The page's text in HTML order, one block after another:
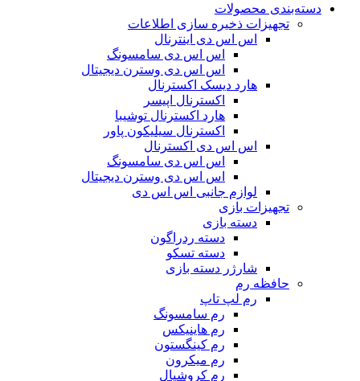
دسته‌بندی محصولات
تجهیزات ذخیره سازی اطلاعات
اس اس دی اینترنال
اس اس دی سامسونگ
اس اس دی وسترن دیجیتال
هارد دیسک اکسترنال
اکسترنال اپیسر
هارد اکسترنال توشیبا
اکسترنال سیلیکون پاور
اس اس دی اکسترنال
اس اس دی سامسونگ
اس اس دی وسترن دیجیتال
لوازم جانبی اس اس دی
تجهیزات بازی
دسته بازی
دسته ردراگون
دسته تسکو
شارژر دسته بازی
حافظه رم
رم لپ تاپ
رم سامسونگ
رم هاینیکس
رم کینگستون
رم میکرون
رم کروشیال